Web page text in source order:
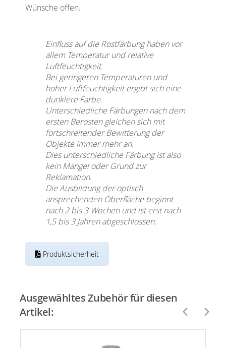
Wünsche offen.
Einfluss auf die Rostfärbung haben vor
allem Temperatur und relative
Luftfeuchtigkeit.
Bei geringeren Temperaturen und
hoher Luftfeuchtigkeit ergibt sich eine
dunklere Farbe.
Unterschiedliche Färbungen nach dem
ersten Berosten gleichen sich mit
fortschreitender Bewitterung der
Objekte immer mehr an.
Dies unterschiedliche Färbung ist also
kein Mangel oder Grund zur
Reklamation.
Die Ausbildung der optisch
ansprechenden Oberfläche beginnt
nach 2 bis 3 Wochen und ist erst nach
1,5 bis 3 Jahren abgeschlossen.
Produktsicherheit
Ausgewähltes Zubehör für diesen
Artikel: